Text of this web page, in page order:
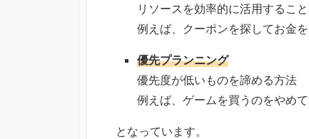
リソースを効率的に活用するこ
例えば、クーポンを探してお金
優先プランニング
優先度が低いものを諦める方法
例えば、ゲームを買うのをやめ
となっています。